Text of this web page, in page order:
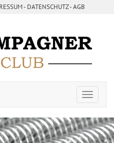
- ­ DATENSCHUTZ-AGB